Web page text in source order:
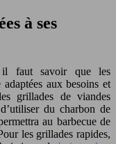
à ses
il faut savoir que les
aux besoins et
grillades de viandes
du charbon de
au barbecue de
les grillades rapides,